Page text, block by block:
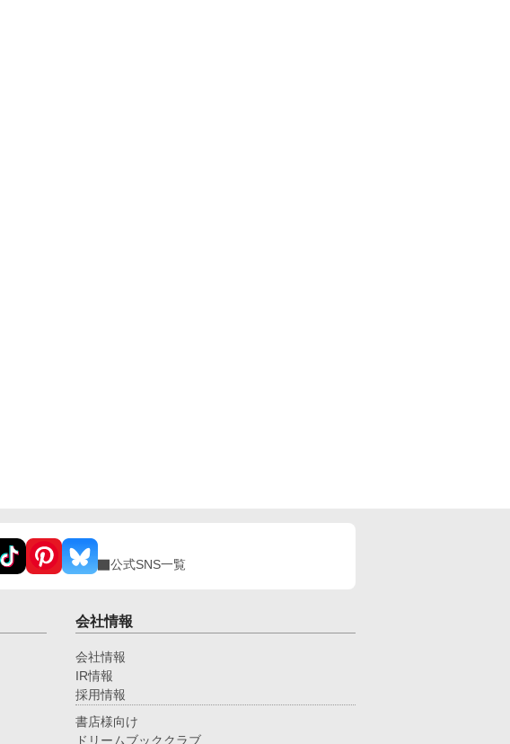
公式SNS一覧
会社情報
会社情報
IR情報
採用情報
書店様向け
ドリームブッククラブ